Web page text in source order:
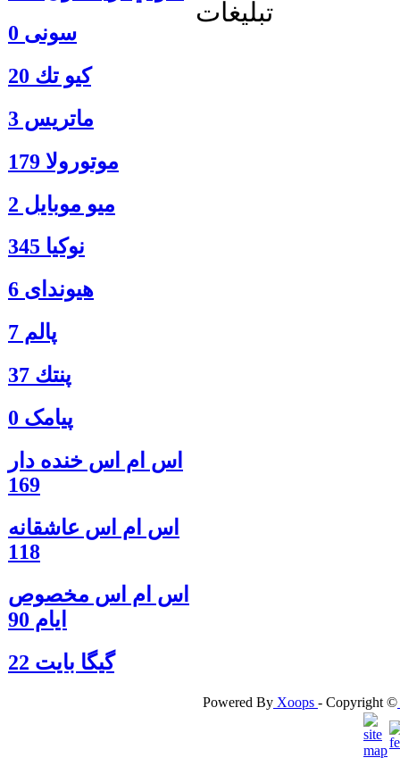
سونی 0
كيو تك 20
ماتريس 3
موتورولا 179
ميو موبايل 2
نوكيا 345
هیوندای 6
پالم 7
پنتك 37
پیامک 0
اس ام اس خنده دار
169
اس ام اس عاشقانه
118
اس ام اس مخصوص
ایام 90
گيگا بايت 22
تبلیغات
Powered By Xoops - Copyright ©